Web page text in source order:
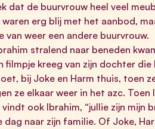
de buurvrouw heel veel
erg blij met het aanbod,
weer een andere buurvrouw.
stralend naar beneden
kreeg van zijn dochter
bij Joke en Harm thuis, toen
ze elkaar weer in het azc.
ook Ibrahim, “jullie zijn mijn
naar zijn familie. Of Joke,